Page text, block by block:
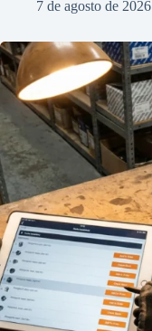
7 de agosto de 2026